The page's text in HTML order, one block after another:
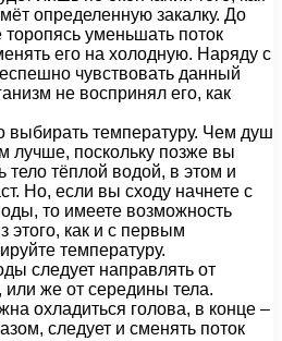
определенную закалку. До
торопясь уменьшать поток
его на холодную. Наряду с
чувствовать данный
не воспринял его, как
выбирать температуру. Чем душ
лучше, поскольку позже вы
тело тёплой водой, в этом и
Но, если вы сходу начнете с
то имеете возможность
этого, как и с первым
температуру.
следует направлять от
или же от середины тела.
охладиться голова, в конце –
следует и сменять поток